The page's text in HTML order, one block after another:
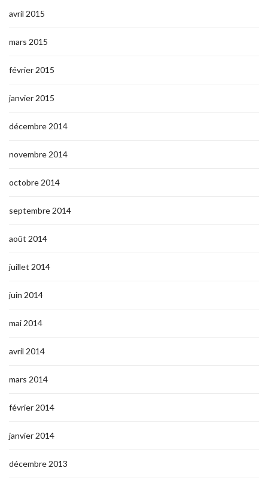
avril 2015
mars 2015
février 2015
janvier 2015
décembre 2014
novembre 2014
octobre 2014
septembre 2014
août 2014
juillet 2014
juin 2014
mai 2014
avril 2014
mars 2014
février 2014
janvier 2014
décembre 2013